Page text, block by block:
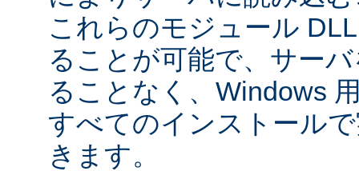
これらのモジュール
ることが可能で、サー
ることなく、Windows
すべてのインストール
きます。